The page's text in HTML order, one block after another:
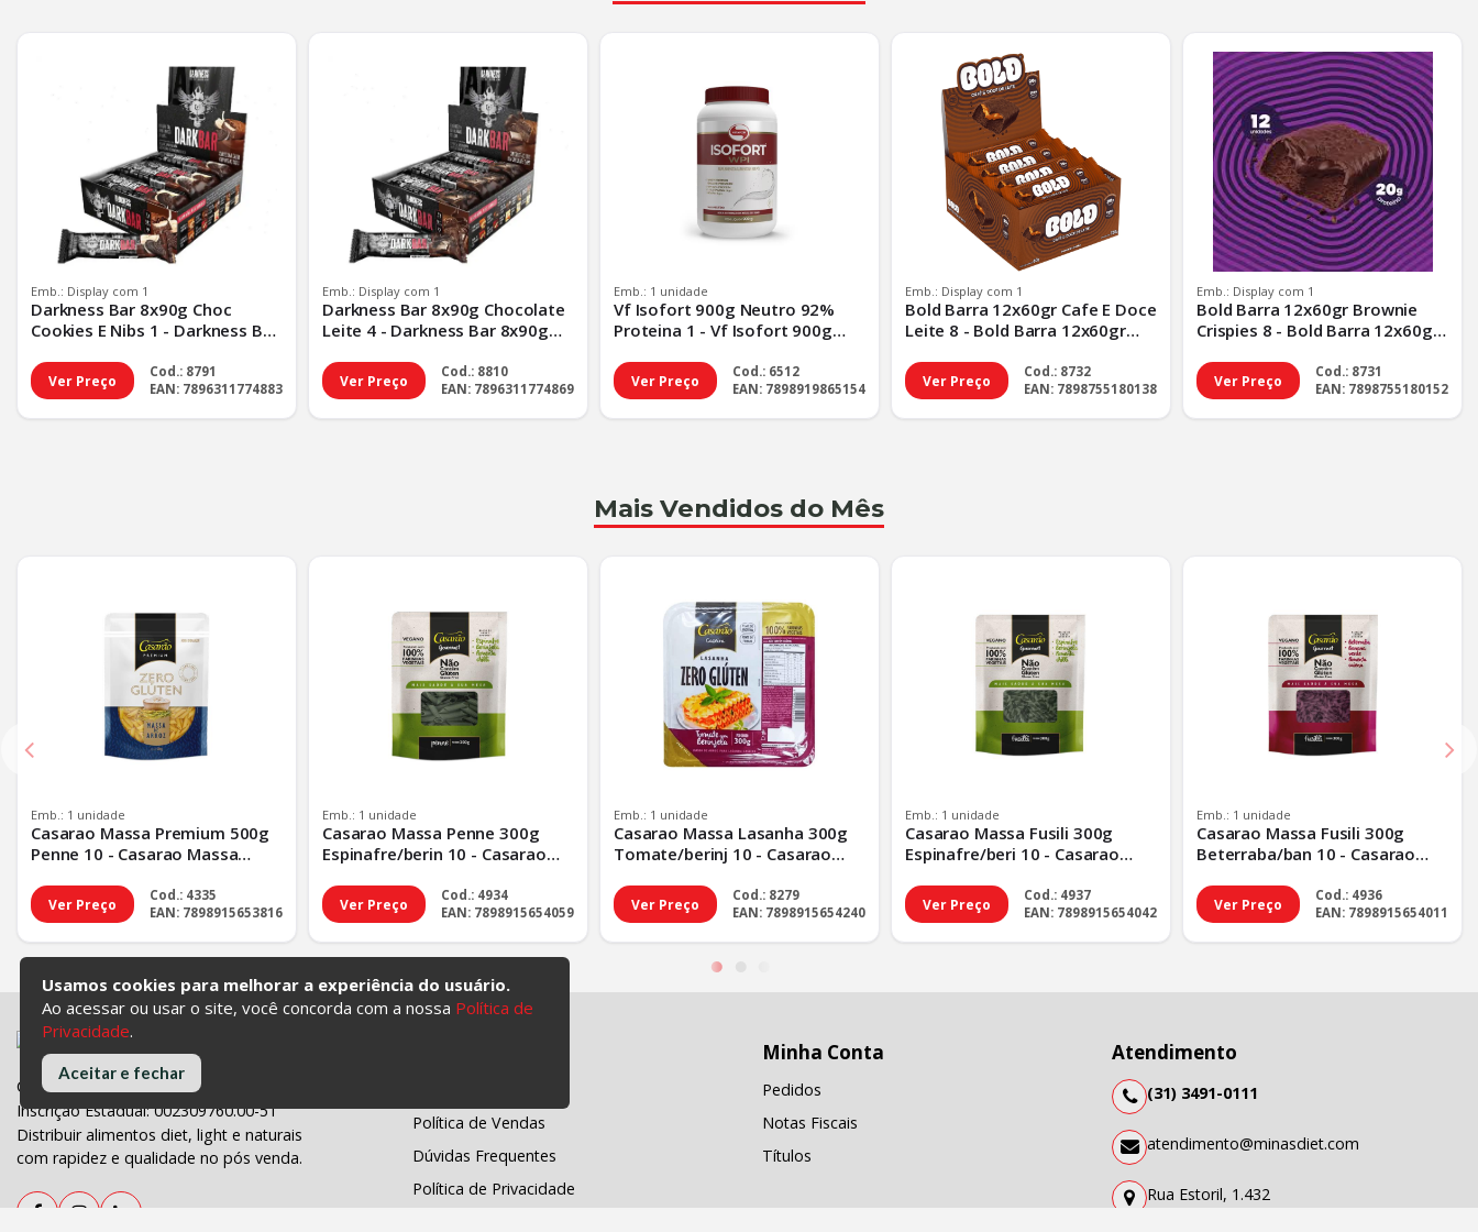
Usamos cookies para melhorar a experiência do usuário.
Ao acessar ou usar o site, você concorda com a nossa Política de
Privacidade.
Aceitar e fechar
Emb.: Display com 1
Darkness Bar 8x90g Choc
Cookies E Nibs 1 - Darkness Bar
Ver Preço
Cod.: 8791
EAN: 7896311774883
Emb.: Display com 1
Darkness Bar 8x90g Chocolate
Leite 4 - Darkness Bar 8x90g
Ver Preço
Cod.: 8810
EAN: 7896311774869
Emb.: 1 unidade
Vf Isofort 900g Neutro 92%
Proteina 1 - Vf Isofort 900g
Ver Preço
Cod.: 6512
EAN: 7898919865154
Emb.: Display com 1
Bold Barra 12x60gr Cafe E Doce
Leite 8 - Bold Barra 12x60gr
Ver Preço
Cod.: 8732
EAN: 7898755180138
Emb.: Display com 1
Bold Barra 12x60gr Brownie
Crispies 8 - Bold Barra 12x60gr
Ver Preço
Cod.: 8731
EAN: 7898755180152
Mais Vendidos do Mês
Emb.: 1 unidade
Casarao Massa Premium 500g
Penne 10 - Casarao Massa
Ver Preço
Cod.: 4335
EAN: 7898915653816
Emb.: 1 unidade
Casarao Massa Penne 300g
Espinafre/berin 10 - Casarao
Padrao
Ver Preço
Cod.: 4934
EAN: 7898915654059
Emb.: 1 unidade
Casarao Massa Lasanha 300g
Tomate/berinj 10 - Casarao
Padrao
Ver Preço
Cod.: 8279
EAN: 7898915654240
Emb.: 1 unidade
Casarao Massa Fusili 300g
Espinafre/beri 10 - Casarao
Padrao
Ver Preço
Cod.: 4937
EAN: 7898915654042
Emb.: 1 unidade
Casarao Massa Fusili 300g
Beterraba/ban 10 - Casarao
Padrao
Ver Preço
Cod.: 4936
EAN: 7898915654011
CNPJ: 19.721.350/0001-75
Inscrição Estadual: 002309760.00-51
Distribuir alimentos diet, light e naturais
com rapidez e qualidade no pós venda.
Política de Vendas
Dúvidas Frequentes
Política de Privacidade
Minha Conta
Pedidos
Notas Fiscais
Títulos
Atendimento
(31) 3491-0111
atendimento@minasdiet.com
Rua Estoril, 1.432